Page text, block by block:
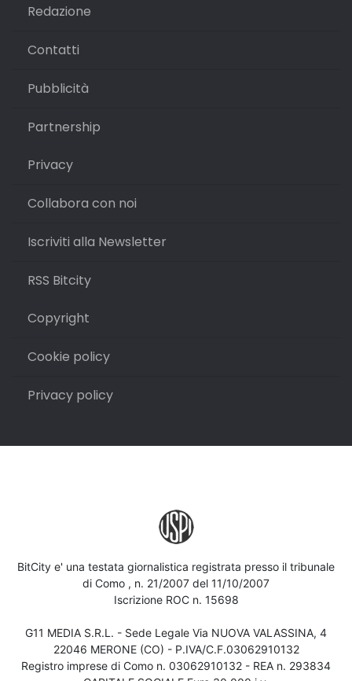
Redazione
Contatti
Pubblicità
Partnership
Privacy
Collabora con noi
Iscriviti alla Newsletter
RSS Bitcity
Copyright
Cookie policy
Privacy policy
BitCity e' una testata giornalistica registrata presso il tribunale
di Como , n. 21/2007 del 11/10/2007
Iscrizione ROC n. 15698
G11 MEDIA S.R.L. - Sede Legale Via NUOVA VALASSINA, 4
22046 MERONE (CO) - P.IVA/C.F.03062910132
Registro imprese di Como n. 03062910132 - REA n. 293834